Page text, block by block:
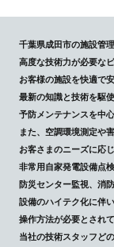
千葉県成田市の施設管
高度な技術力が必要なビ
お客様の施設を快適で
最新の知識と技術を駆
予防メンテナンスを中
また、空調環境測定や
お客さまのニーズに応
非常用自家発電設備点
防災センター監視、消
設備のハイテク化に伴
操作方法が必要とされて
当社の技術スタッフど